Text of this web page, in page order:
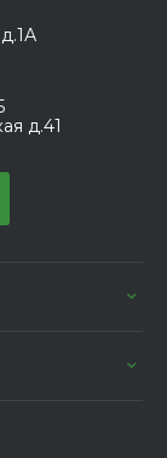
д.41